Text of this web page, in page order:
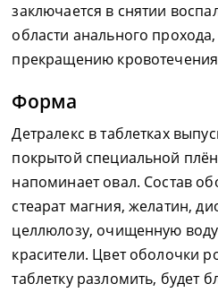
заключается в снятии
области анального
прекращению
Форма
Детралекс в таблетках
покрытой специальной
напоминает овал. Состав
стеарат магния, желатин,
целлюлозу, очищенную
красители. Цвет оболочки
таблетку разломить, будет